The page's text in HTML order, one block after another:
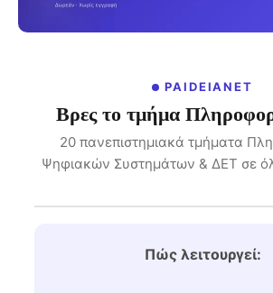
PAIDEIANET
Βρες το τμήμα
20 πανεπιστημιακά τμήματα
Ψηφιακών Συστημάτων & ΔΕΤ σε
Πώς λειτουργεί: